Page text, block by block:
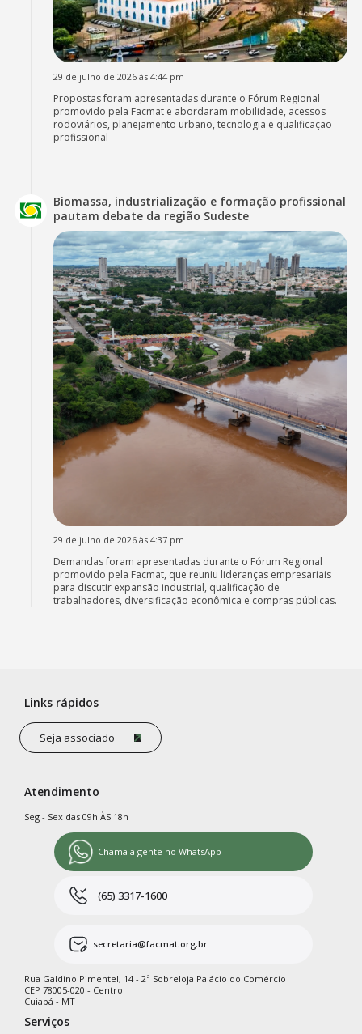
29 de julho de 2026 às 4:44 pm
Propostas foram apresentadas durante o Fórum Regional
promovido pela Facmat e abordaram mobilidade, acessos
rodoviários, planejamento urbano, tecnologia e qualificação
profissional
Biomassa, industrialização e formação profissional
pautam debate da região Sudeste
29 de julho de 2026 às 4:37 pm
Demandas foram apresentadas durante o Fórum Regional
promovido pela Facmat, que reuniu lideranças empresariais
para discutir expansão industrial, qualificação de
trabalhadores, diversificação econômica e compras públicas.
Links rápidos
Seja associado
Atendimento
Seg - Sex das 09h ÀS 18h
Chama a gente no WhatsApp
(65) 3317-1600
secretaria@facmat.org.br
Rua Galdino Pimentel, 14 - 2ª Sobreloja Palácio do Comércio
CEP 78005-020 - Centro
Cuiabá - MT
Serviços